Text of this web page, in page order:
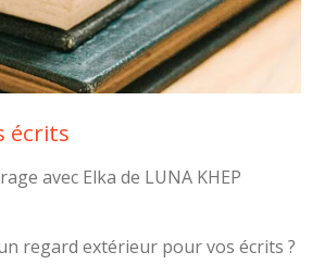
écrits
avec Elka de LUNA KHEP
regard extérieur pour vos écrits ?